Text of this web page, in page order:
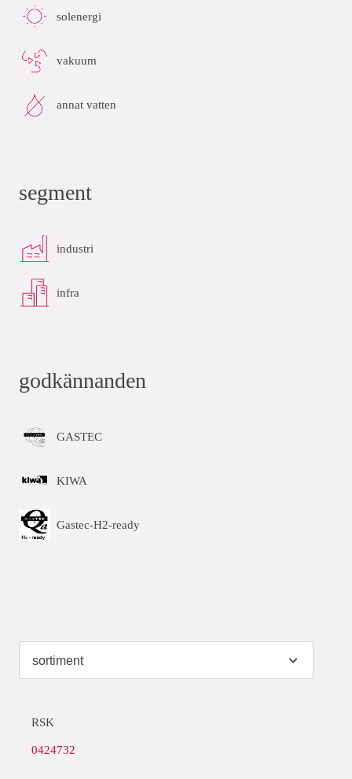
solenergi
vakuum
annat vatten
segment
industri
infra
godkännanden
GASTEC
KIWA
Gastec-H2-ready
RSK
0424732